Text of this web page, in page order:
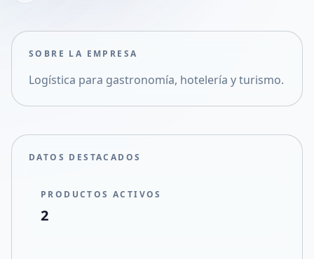
Compartir en X
SOBRE LA EMPRESA
Logística para gastronomía, hotelería y turismo.
DATOS DESTACADOS
PRODUCTOS ACTIVOS
2